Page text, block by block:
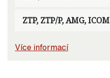
ZTP, ZTP/P, AMG, ICOM
Více informací